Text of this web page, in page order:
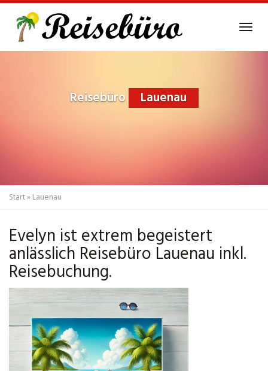
main
Reisebüro Lauenau
Start» Lauenau
Evelyn ist extrem begeistert
anlässlich Reisebüro Lauenau inkl.
Reisebuchung.